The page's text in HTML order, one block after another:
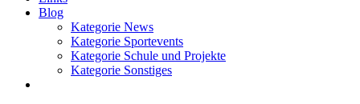
Blog
Kategorie News
Kategorie Sportevents
Kategorie Schule und Projekte
Kategorie Sonstiges